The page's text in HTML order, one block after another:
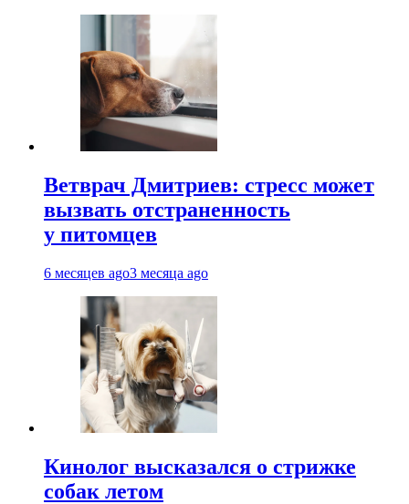
Ветврач Дмитриев: стресс может
вызвать отстраненность
у питомцев
6 месяцев ago3 месяца ago
Кинолог высказался о стрижке
собак летом